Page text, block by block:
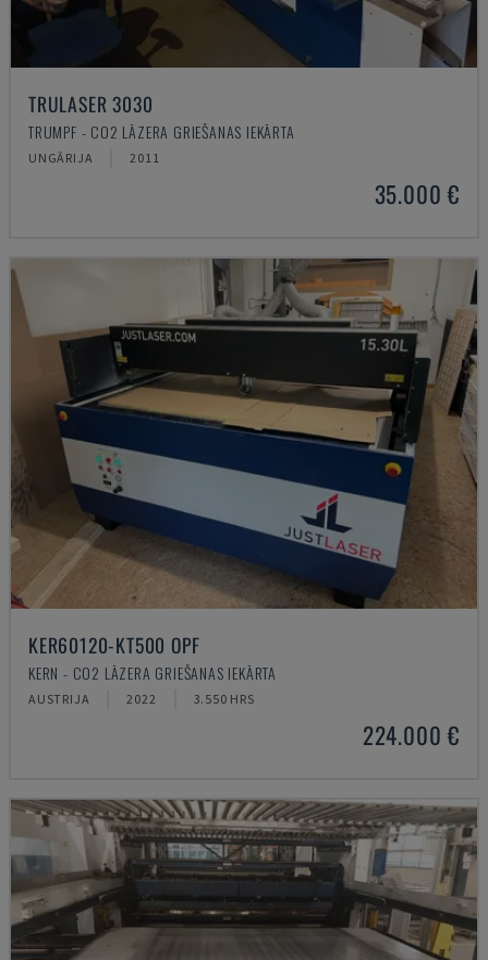
TRULASER 3030
TRUMPF - CO2 LĀZERA GRIEŠANAS IEKĀRTA
UNGĀRIJA 2011
35.000 €
KER60120-KT500 OPF
KERN - CO2 LĀZERA GRIEŠANAS IEKĀRTA
AUSTRIJA 2022 3.550 HRS
224.000 €